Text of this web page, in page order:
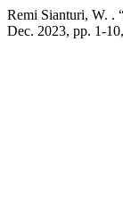
Remi Sianturi, W. .
Dec. 2023, pp. 1-